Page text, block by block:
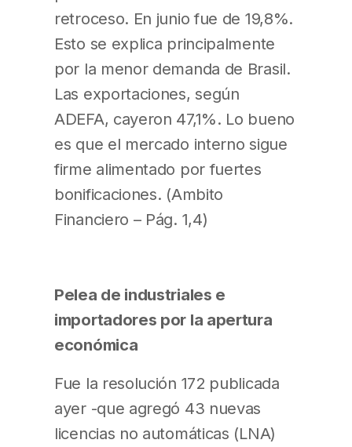
retroceso. En junio fue de 19,8%.
Esto se explica principalmente
por la menor demanda de Brasil.
Las exportaciones, según
ADEFA, cayeron 47,1%. Lo bueno
es que el mercado interno sigue
firme alimentado por fuertes
bonificaciones. (Ambito
Financiero – Pág. 1,4)
Pelea de industriales e
importadores por la apertura
económica
Fue la resolución 172 publicada
ayer -que agregó 43 nuevas
licencias no automáticas (LNA)